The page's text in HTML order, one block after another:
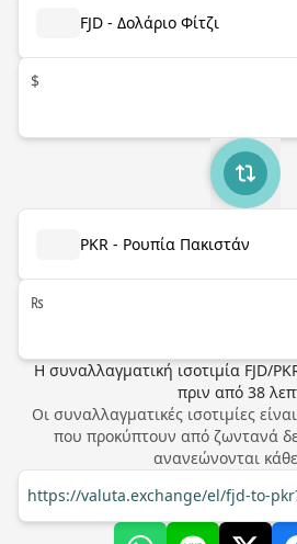
FJD - Δολάριο Φίτζι
$
PKR - Ρουπία Πακιστάν
₨
Η συναλλαγματική ισοτιμία FJD/
πριν από 38
Οι συναλλαγματικές ισοτιμίες
που προκύπτουν από ζωντανά
ανανεώνονται
https://valuta.exchange/el/fjd-to-